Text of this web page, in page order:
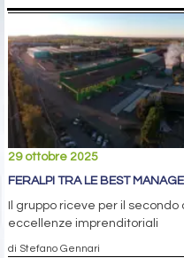
29 ottobre 2025
FERALPI TRA LE BEST
Il gruppo riceve per il
eccellenze imprenditoriali
di Stefano Gennari